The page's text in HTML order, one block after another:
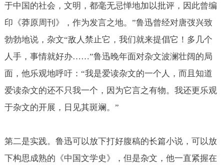
于中国的社会，文明，都毫无忌惮地加以批评，因此曾编
印《莽原周刊》，作为发言之地。”鲁迅曾经对唐弢兴致
勃勃地说，杂文“敌人禁止它，我们就来提倡它！多几个
人手，事情就好办……”鲁迅晚年面对杂文波澜壮阔的局
面，他乐观地呼吁：“我是爱读杂文的一个人，而且知道
爱读杂文的还不只我一个，因为它言之有物。我还更乐观
于杂文的开展，日见其斑斓。”
第二是实践。鲁迅可以放下打好腹稿的长篇小说，可以放
下构思成熟的《中国文学史》，但是杂文，他一直紧握在